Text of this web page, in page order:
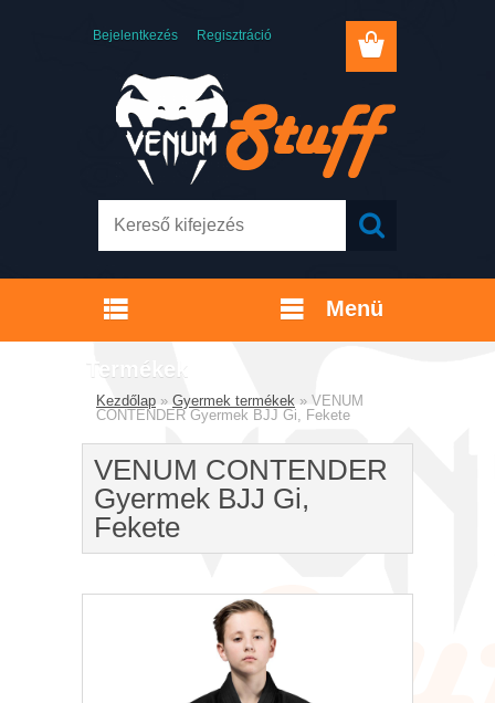
Bejelentkezés Regisztráció
Termékek
Menü
Kezdőlap » Gyermek termékek » VENUM
CONTENDER Gyermek BJJ Gi, Fekete
VENUM CONTENDER
Gyermek BJJ Gi,
Fekete